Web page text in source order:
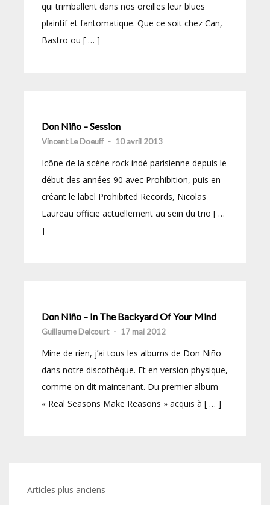
qui trimballent dans nos oreilles leur blues
plaintif et fantomatique. Que ce soit chez Can,
Bastro ou [ … ]
Don Niño – Session
Vincent Le Doeuff - 10 avril 2013
Icône de la scène rock indé parisienne depuis le
début des années 90 avec Prohibition, puis en
créant le label Prohibited Records, Nicolas
Laureau officie actuellement au sein du trio [ …
]
Don Niño – In The Backyard Of Your Mind
Guillaume Delcourt - 17 mai 2012
Mine de rien, j’ai tous les albums de Don Niño
dans notre discothèque. Et en version physique,
comme on dit maintenant. Du premier album
« Real Seasons Make Reasons » acquis à [ … ]
Navigation
Articles plus anciens